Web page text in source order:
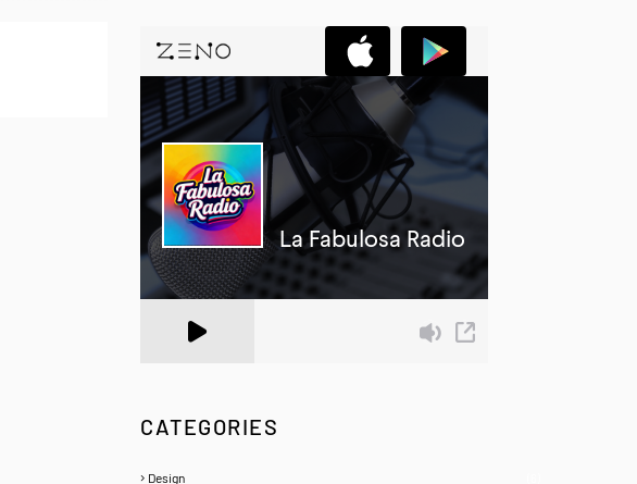
CATEGORIES
Design